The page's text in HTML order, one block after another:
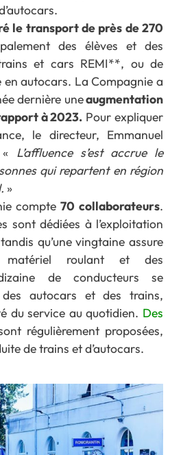
le transport de près de 270
des élèves et des
et cars REMI**, ou de
autocars. La Compagnie a
dernière uneaugmentation
à 2023. Pour expliquer
le directeur, Emmanuel
L’affluence s’est accrue le
qui repartent en région
»
compte 70 collaborateurs.
sont dédiées à l’exploitation
qu’une vingtaine assure
roulant et des
de conducteurs se
autocars et des trains,
du service au quotidien. Des
régulièrement proposées,
de trains et d’autocars.